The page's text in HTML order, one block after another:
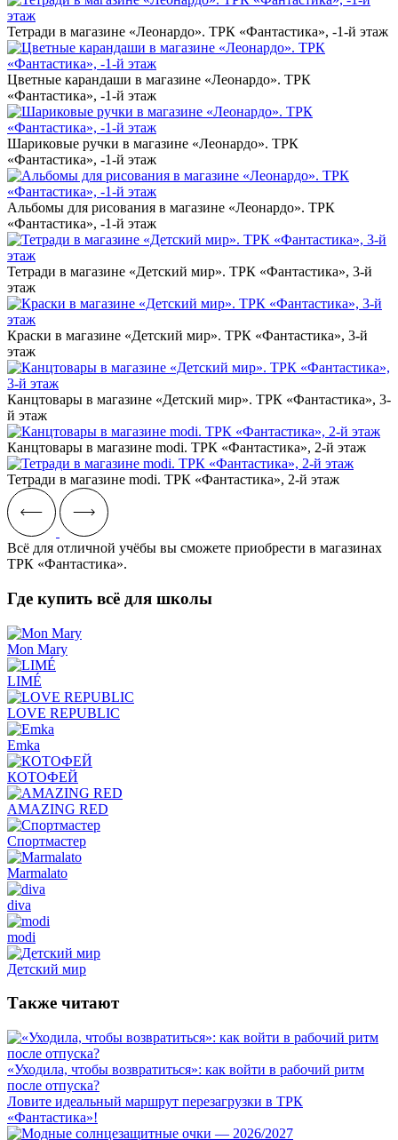
Тетради в магазине «Леонардо». ТРК «Фантастика», -1-й этаж
Цветные карандаши в магазине «Леонардо». ТРК
«Фантастика», -1-й этаж
Шариковые ручки в магазине «Леонардо». ТРК
«Фантастика», -1-й этаж
Альбомы для рисования в магазине «Леонардо». ТРК
«Фантастика», -1-й этаж
Тетради в магазине «Детский мир». ТРК «Фантастика», 3-й
этаж
Краски в магазине «Детский мир». ТРК «Фантастика», 3-й
этаж
Канцтовары в магазине «Детский мир». ТРК «Фантастика», 3-
й этаж
Канцтовары в магазине modi. ТРК «Фантастика», 2-й этаж
Тетради в магазине modi. ТРК «Фантастика», 2-й этаж
Всё для отличной учёбы вы сможете приобрести в магазинах
ТРК «Фантастика».
Где купить всё для школы
Mon Mary
LIMÉ
LOVE REPUBLIC
Emka
КОТОФЕЙ
AMAZING RED
Спортмастер
Marmalato
diva
modi
Детский мир
Также читают
«Уходила, чтобы возвратиться»: как войти в рабочий ритм
после отпуска?
Ловите идеальный маршрут перезагрузки в ТРК
«Фантастика»!